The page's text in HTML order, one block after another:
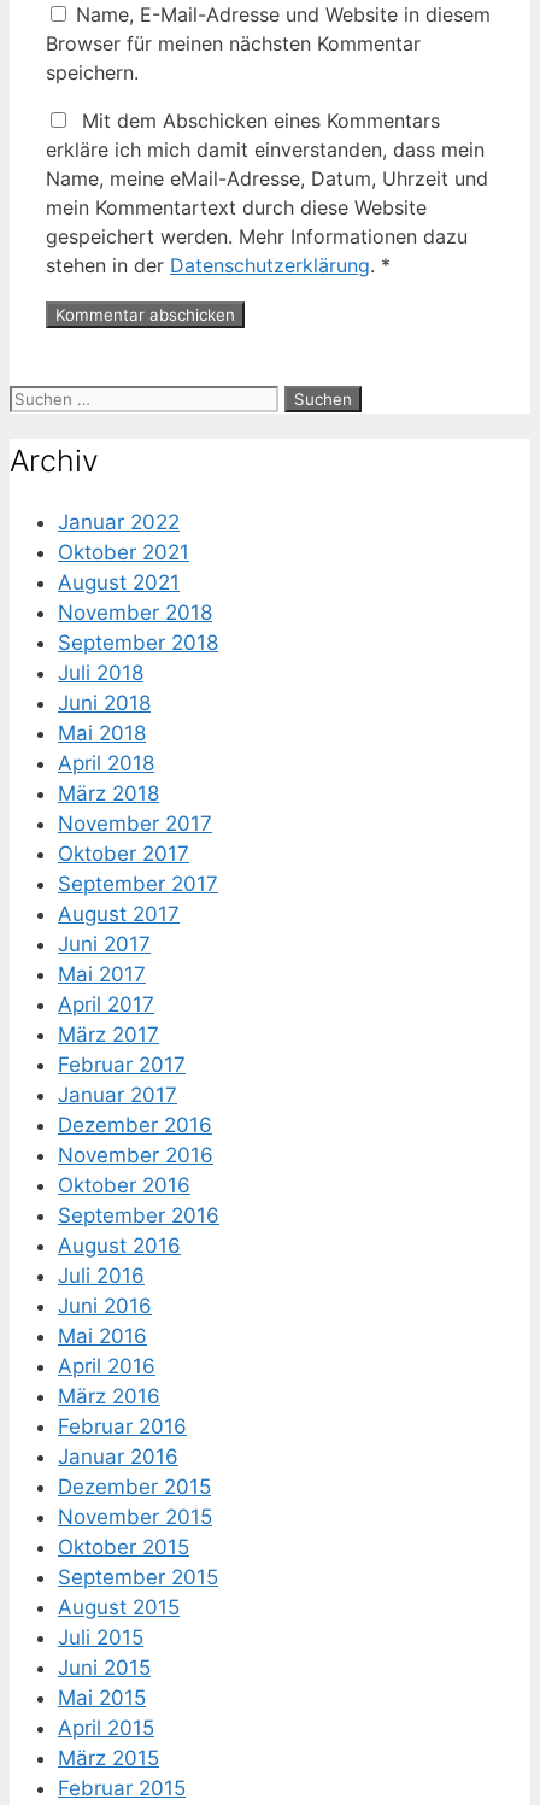
Name, E-Mail-Adresse und Website in diesem
Browser für meinen nächsten Kommentar
speichern.
Mit dem Abschicken eines Kommentars
erkläre ich mich damit einverstanden, dass mein
Name, meine eMail-Adresse, Datum, Uhrzeit und
mein Kommentartext durch diese Website
gespeichert werden. Mehr Informationen dazu
stehen in der Datenschutzerklärung. *
Suche
Archiv
Januar 2022
Oktober 2021
August 2021
November 2018
September 2018
Juli 2018
Juni 2018
Mai 2018
April 2018
März 2018
November 2017
Oktober 2017
September 2017
August 2017
Juni 2017
Mai 2017
April 2017
März 2017
Februar 2017
Januar 2017
Dezember 2016
November 2016
Oktober 2016
September 2016
August 2016
Juli 2016
Juni 2016
Mai 2016
April 2016
März 2016
Februar 2016
Januar 2016
Dezember 2015
November 2015
Oktober 2015
September 2015
August 2015
Juli 2015
Juni 2015
Mai 2015
April 2015
März 2015
Februar 2015